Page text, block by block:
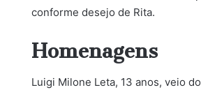
conforme desejo de Rita.
Homenagens
Luigi Milone Leta, 13 anos, veio